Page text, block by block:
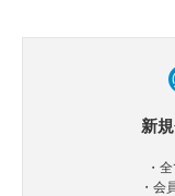
新
・
・会